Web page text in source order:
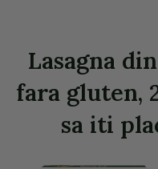
Lasagna
fara gluten,
sa iti